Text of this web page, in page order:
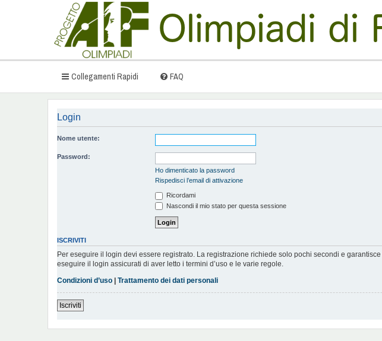
Collegamenti Rapidi FAQ
Login
Nome utente:
Password:
Ho dimenticato la password
Rispedisci l’email di attivazione
Ricordami
Nascondi il mio stato per questa sessione
ISCRIVITI
Per eseguire il login devi essere registrato. La registrazione richiede solo pochi secondi e
eseguire il login assicurati di aver letto i termini d’uso e le varie regole.
Condizioni d’uso | Trattamento dei dati personali
Iscriviti